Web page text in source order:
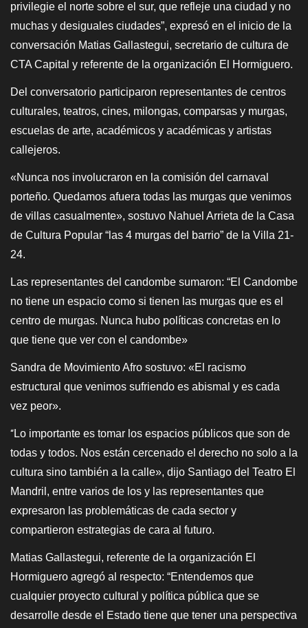
privilegie el norte sobre el sur, que refleje una ciudad y no
muchas y desiguales ciudades”, expresó en el inicio de la
conversación Matias Gallastegui, secretario de cultura de
CTA Capital y referente de la organización El Hormiguero.
Del conversatorio participaron representantes de centros
culturales, teatros, cines, milongas, comparsas y murgas,
escuelas de arte, académicos y académicas y artistas
callejeros.
«Nunca nos involucraron en la comisión del carnaval
porteño. Quedamos afuera todas las murgas que venimos
de villas casualmente», sostuvo Nahuel Arrieta de la Casa
de Cultura Popular “las 4 murgas del barrio” de la Villa 21-
24.
Las representantes del candombe sumaron: “El Candombe
no tiene un espacio como si tienen las murgas que es el
centro de murgas. Nunca hubo políticas concretas en lo
que tiene que ver con el candombe»
Sandra de Movimiento Afro sostuvo: «El racismo
estructural que venimos sufriendo es abismal y es cada
vez peor».
“Lo importante es tomar los espacios públicos que son de
todas y todos. Nos están cercenado el derecho no solo a la
cultura sino también a la calle», dijo Santiago del Teatro El
Mandril, entre varios de los y las representantes que
expresaron las problemáticas de cada sector y
compartieron estrategias de cara al futuro.
Matias Gallastegui, referente de la organización El
Hormiguero agregó al respecto: “Entendemos que
cualquier proyecto cultural y política pública que se
desarrolle desde el Estado tiene que tener una perspectiva